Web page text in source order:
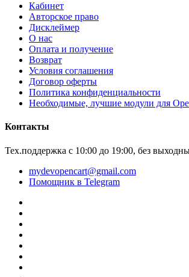
Кабинет
Авторское право
Дисклеймер
О нас
Оплата и получение
Возврат
Условия соглашения
Договор оферты
Политика конфиденциальности
Необходимые, лучшие модули для
Контакты
Тех.поддержка с 10:00 до 19:00, без
mydevopencart@gmail.com
Помощник в Telegram